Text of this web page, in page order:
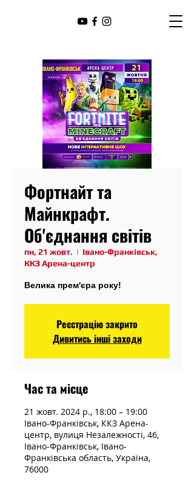
Фортнайт та
Майнкрафт.
Об'єднання світів
пн, 21 жовт.
  |
Івано-Франківськ,
ККЗ Арена-центр
Велика прем'єра року!
Реєстрацію закрито
Дивитись інші заходи
Час та місце
21 жовт. 2024 р., 18:00 – 19:00
Івано-Франківськ, ККЗ Арена-
центр, вулиця Незалежності, 46,
Івано-Франківськ, Івано-
Франківська область, Україна,
76000